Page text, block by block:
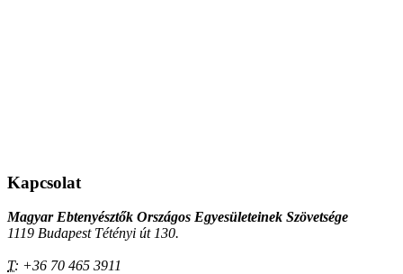
Kapcsolat
Magyar Ebtenyésztők Országos Egyesületeinek Szövetsége
1119 Budapest Tétényi út 130.
T: +36 70 465 3911